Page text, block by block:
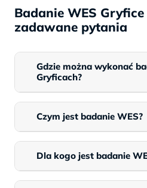
Badanie WES
zadawane pytania
Gdzie można wykonać
Gryficach?
Czym jest badanie WES?
Dla kogo jest badanie